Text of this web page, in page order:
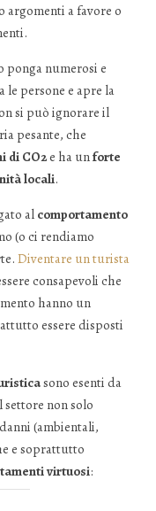
argomenti a favore o
ponga numerosi e
le persone e apre la
si può ignorare il
pesante, che
di CO2e ha unforte
locali.
al comportamento
(o ci rendiamo
Diventare un turista
consapevoli che
hanno un
essere disposti
sono esenti da
non solo
(ambientali,
e soprattutto
virtuosi: